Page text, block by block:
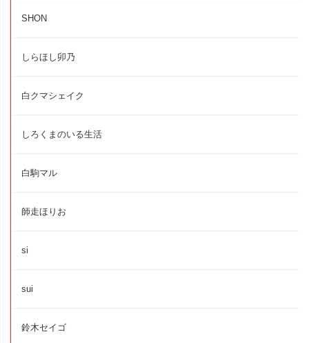
SHON
しらほし卯乃
白クマシェイク
しろくまのいる生活
白駒マル
師走ほりお
si
sui
鈴木セイゴ